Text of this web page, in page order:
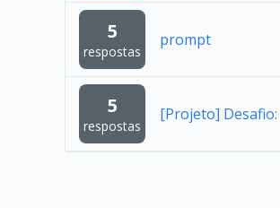
5
respostas
prompt
5
respostas
[Projeto]